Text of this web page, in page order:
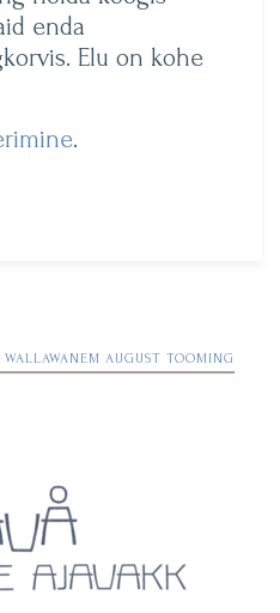
enda
Elu on kohe
.
WALLAWANEM AUGUST TOOMING